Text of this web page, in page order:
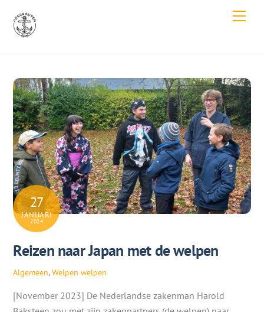
content
27
JANUARI
2024
Reizen naar Japan met de welpen
Algemeen,Welpen welpen
[November 2023] De Nederlandse zakenman Harold